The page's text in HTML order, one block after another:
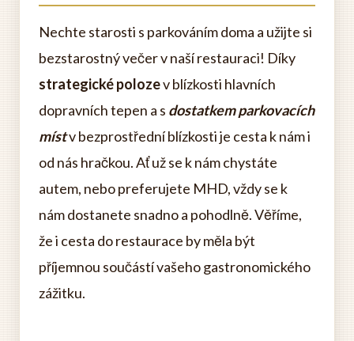
Nechte starosti s parkováním doma a užijte si
bezstarostný večer v naší restauraci! Díky
strategické polozev blízkosti hlavních
dopravních tepen a s dostatkem parkovacích
místv bezprostřední blízkosti je cesta k nám i
od nás hračkou. Ať už se k nám chystáte
autem, nebo preferujete MHD, vždy se k
nám dostanete snadno a pohodlně. Věříme,
že i cesta do restaurace by měla být
příjemnou součástí vašeho gastronomického
zážitku.